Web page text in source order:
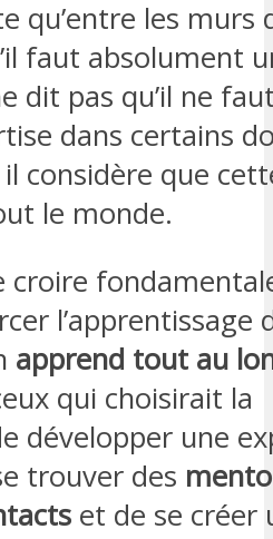
qu’entre les murs
faut absolument
dit pas qu’il ne
dans certains
considère que
le monde.
croire
l’apprentissage
apprend tout au
qui choisirait la
développer une
trouver des
et de se créer